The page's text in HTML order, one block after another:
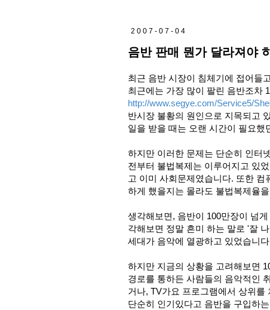
2007-07-04
음반 판매 뭔가 달라져야
최근 음반 시장이 침체기에 접어들
최근에는 가장 많이 팔린 음반조차
http://www.segye.com/Service5/
반시장 불황의 원인으로 지목되고
일을 받을 때는 오랜 시간이 필요
하지만 이러한 문제는 단순히 인터
전부터 불법복제는 이루어지고 있
고 이미 사회문제였습니다. 또한
하게 했을지는 몰라도 불법복제율
생각해보면, 음반이 100만장이 넘
각해보면 정말 흔미 하는 말로 '잘
세대가 음악에 열광하고 있었습니
하지만 지금의 상황을 고려해보면
경로를 통하든 사람들의 음악적인
거나, TV가요 프로그램에서 상위
단순히 인기있다고 음반을 구입하